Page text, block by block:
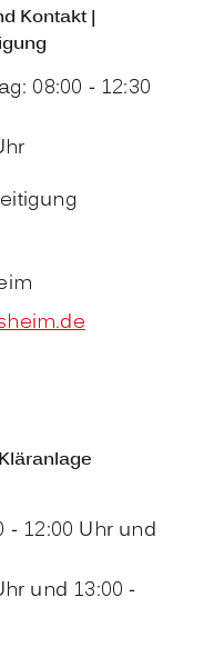
Kontakt |
08:00 - 12:30
12:00 Uhr und
und 13:00 -